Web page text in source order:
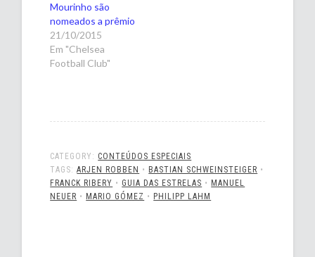
Mourinho são
nomeados a prêmio
21/10/2015
Em "Chelsea
Football Club"
CATEGORY: CONTEÚDOS ESPECIAIS
TAGS:ARJEN ROBBEN • BASTIAN SCHWEINSTEIGER •
FRANCK RIBERY • GUIA DAS ESTRELAS • MANUEL
NEUER • MARIO GÓMEZ • PHILIPP LAHM